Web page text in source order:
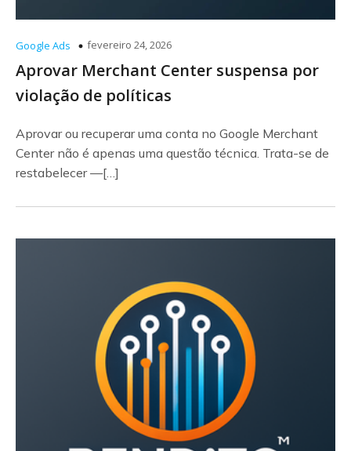
Google Ads fevereiro 24, 2026
Aprovar Merchant Center suspensa por
violação de políticas
Aprovar ou recuperar uma conta no Google Merchant
Center não é apenas uma questão técnica. Trata-se de
restabelecer —[…]